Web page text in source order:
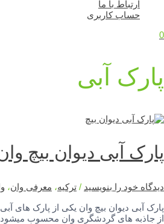
ارتباط با ما
حساب کاربری
0
پارک آبی
پارک آبی دیوان بیچ
دیدگاه‌ خود را بنویسید / ترکیه، معرفی وان،
پارک آبی دیوان بیچ وان یکی از پارک های
از جاذبه های گردشگری وان محسوب میشود.